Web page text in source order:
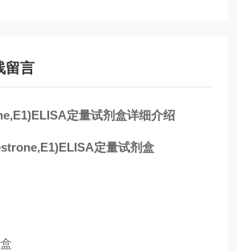
留言
定量试剂盒详细介绍
定量试剂盒